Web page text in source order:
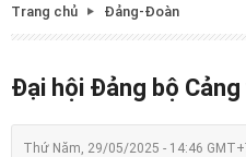
Trang chủ Đảng-Đoàn
Đại hội Đảng bộ
Thứ Năm, 29/05/2025 - 14:46